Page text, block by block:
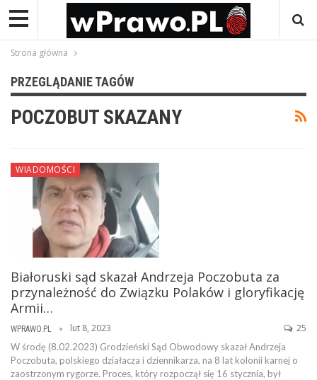
Strona główna
PRZEGLĄDANIE TAGÓW
POCZOBUT SKAZANY
WIADOMOŚCI
Białoruski sąd skazał Andrzeja Poczobuta za
przynależność do Związku Polaków i gloryfikację
Armii…
WPRAWO.PL lut 8, 2023 25
W środę (8.02.2023) Grodzieński Sąd Obwodowy skazał Andrzeja
Poczobuta, polskiego działacza i dziennikarza, na 8 lat kolonii karnej o
zaostrzonym rygorze. Proces, który rozpoczął się 16 stycznia, był